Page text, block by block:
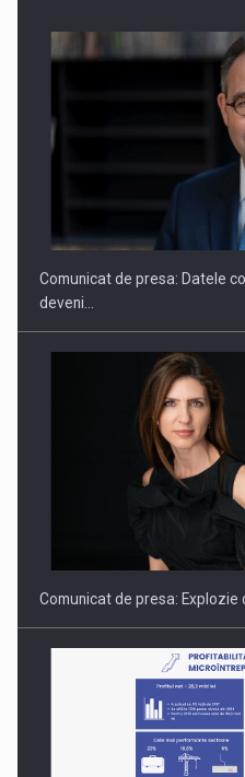
ROOTED IN ROMANIA, BUILT
PUTTING ROMANIAN
INTERNATIONAL BUSINESS
Comunicat de presa: Datele
deveni…
Comunicat de presa: Explozie